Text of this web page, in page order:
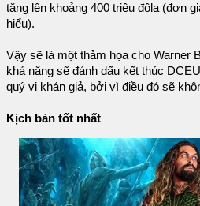
tăng lên khoảng 400 triệu đôla (đơn
hiểu).
Vậy sẽ là một thảm họa cho Warner
khả năng sẽ đánh dấu kết thúc
quý vị khán giả, bởi vì điều đó sẽ
Kịch bản tốt nhất